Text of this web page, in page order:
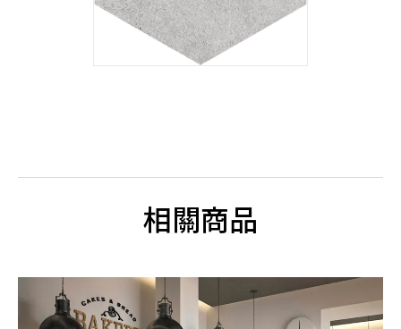
相關商品